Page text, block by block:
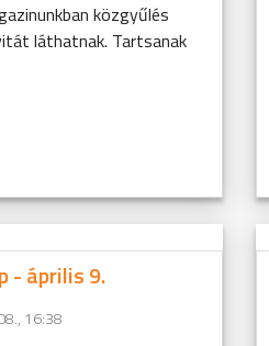
közgyűlés
láthatnak. Tartsanak
- április 9.
16:38